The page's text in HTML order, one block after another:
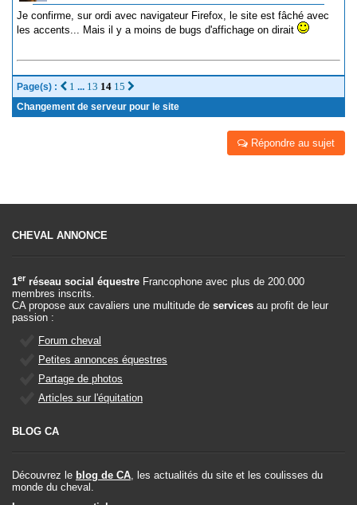
Je confirme, sur ordi avec navigateur Firefox, le site est fâché avec
les accents... Mais il y a moins de bugs d'affichage on dirait
Page(s) : 1 ... 13 14 15
Changement de serveur pour le site
Répondre au sujet
CHEVAL ANNONCE
1er réseau social équestre Francophone avec plus de 200.000
membres inscrits.
CA propose aux cavaliers une multitude de services au profit de leur
passion :
Forum cheval
Petites annonces équestres
Partage de photos
Articles sur l'équitation
BLOG CA
Découvrez le blog de CA, les actualités du site et les coulisses du
monde du cheval.